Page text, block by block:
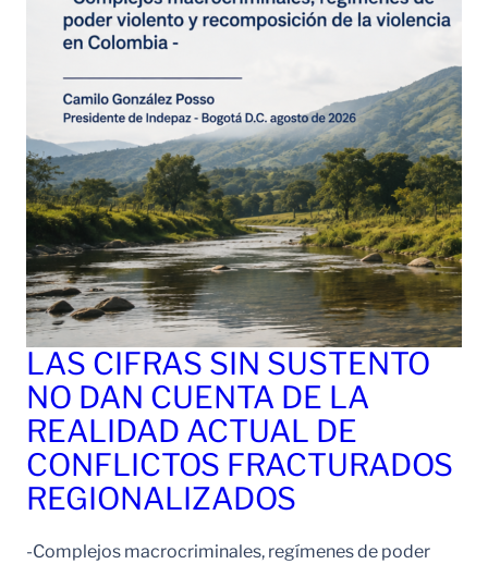
LAS CIFRAS SIN SUSTENTO
NO DAN CUENTA DE LA
REALIDAD ACTUAL DE
CONFLICTOS FRACTURADOS
REGIONALIZADOS
-Complejos macrocriminales, regímenes de poder